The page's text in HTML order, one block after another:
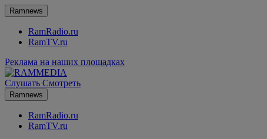
Ramnews
RamRadio.ru
RamTV.ru
Реклама на наших площадках
Слушать Смотреть
Ramnews
RamRadio.ru
RamTV.ru